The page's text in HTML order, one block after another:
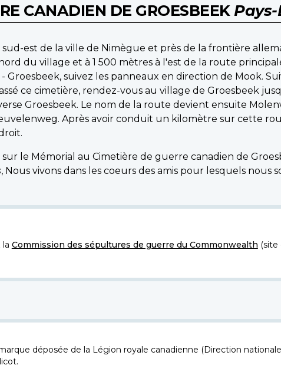
CANADIEN DE GROESBEEK
sud-est de la ville de Nimègue et près de la frontière
du village et à 1 500 mètres à l'est de la route
Groesbeek, suivez les panneaux en direction de Mook.
ce cimetière, rendez-vous au village de Groesbeek
Groesbeek. Le nom de la route devient ensuite
Après avoir conduit un kilomètre sur cette
le Mémorial au Cimetière de guerre canadien de
, Nous vivons dans les coeurs des amis pour lesquels nous
la Commission des sépultures de guerre du Commonwealth (site
déposée de la Légion royale canadienne (Direction